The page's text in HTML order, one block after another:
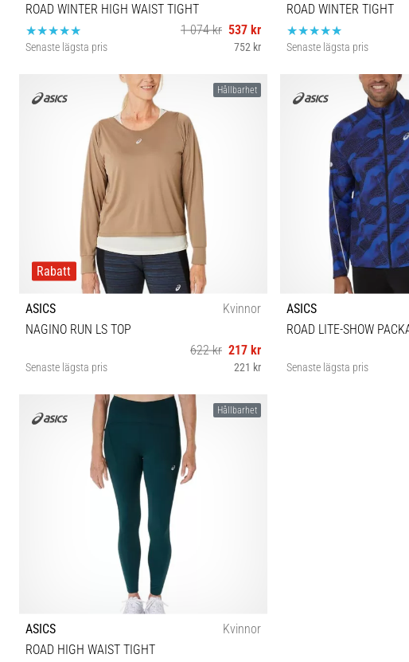
ROAD WINTER HIGH WAIST TIGHT
1 074 kr 537 kr
Senaste lägsta pris 752 kr
L
ROAD WINTER TIGHT
Senaste lägsta pris
Hållbarhet
Rabatt
ASICS
Kvinnor
NAGINO RUN LS TOP
622 kr 217 kr
Senaste lägsta pris 221 kr
ASICS
ROAD LITE-SHOW
Senaste lägsta pris
Hållbarhet
ASICS
Kvinnor
ROAD HIGH WAIST TIGHT